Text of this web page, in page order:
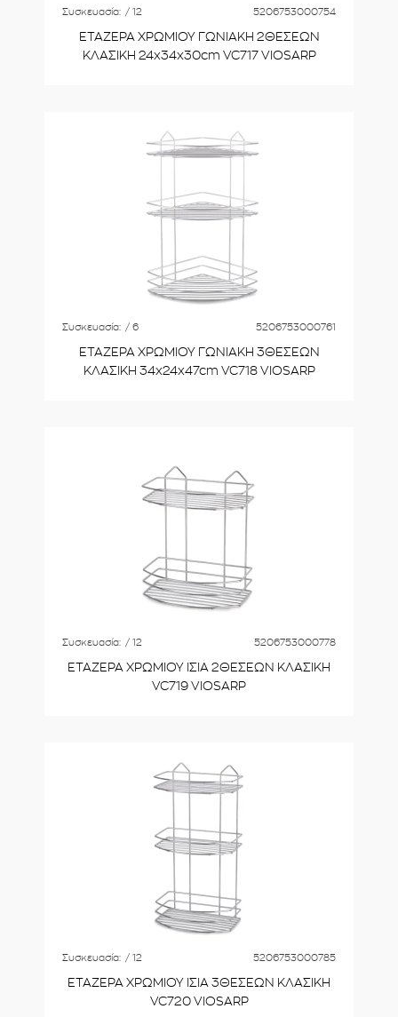
Συσκευασία: / 12 5206753000754
ΕΤΑΖΕΡΑ ΧΡΩΜΙΟΥ ΓΩΝΙΑΚΗ 2ΘΕΣΕΩΝ
ΚΛΑΣΙΚΗ 24x34x30cm VC717 VIOSARP
Συσκευασία: / 6 5206753000761
ΕΤΑΖΕΡΑ ΧΡΩΜΙΟΥ ΓΩΝΙΑΚΗ 3ΘΕΣΕΩΝ
ΚΛΑΣΙΚΗ 34x24x47cm VC718 VIOSARP
Συσκευασία: / 12 5206753000778
ΕΤΑΖΕΡΑ ΧΡΩΜΙΟΥ ΙΣΙA 2ΘΕΣΕΩΝ ΚΛΑΣΙΚΗ
VC719 VIOSARP
Συσκευασία: / 12 5206753000785
ΕΤΑΖΕΡΑ ΧΡΩΜΙΟΥ ΙΣΙA 3ΘΕΣΕΩΝ ΚΛΑΣΙΚΗ
VC720 VIOSARP